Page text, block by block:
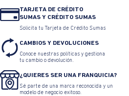
TARJETA DE CRÉDITO
SUMAS Y CRÉDITO SUMAS
Solicita tu Tarjeta de Crédito Sumas
CAMBIOS Y DEVOLUCIONES
Conoce nuestras políticas y gestiona
tu cambio o devolución.
¿QUIERES SER UNA FRANQUICIA?
Sé parte de una marca reconocida y un
modelo de negocio exitoso.